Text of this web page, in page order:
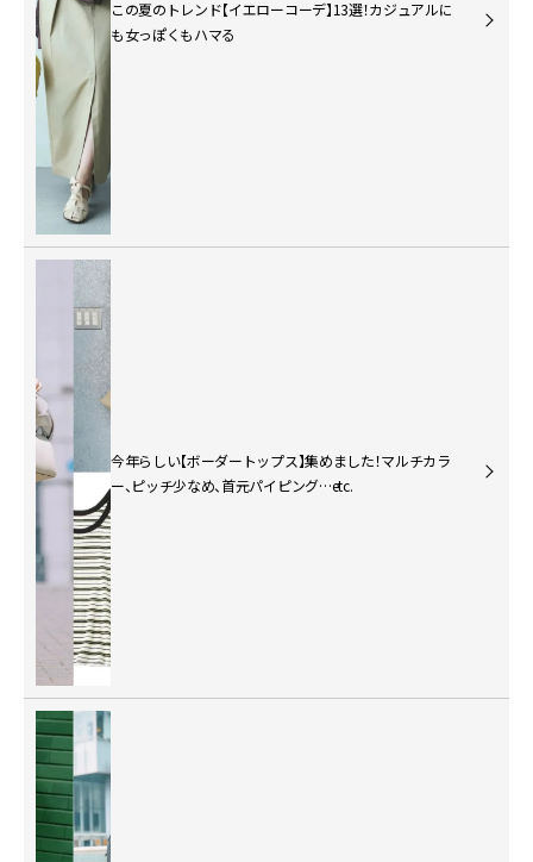
この夏のトレンド【イエローコーデ】13選！カジュアルに
も女っぽくもハマる
今年らしい【ボーダートップス】集めました！マルチカラ
ー、ピッチ少なめ、首元パイピング…etc.